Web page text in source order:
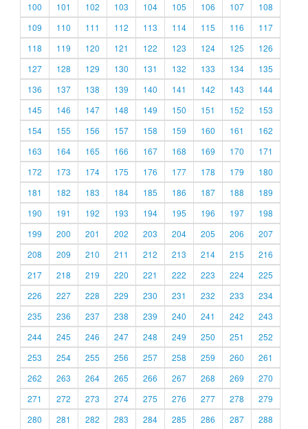
100
101 102 103 104 105 106 107
108
109
110 111 112 113 114 115 116
117
118
119 120 121 122 123 124 125
126
127
128 129 130 131 132 133 134
135
136
137 138 139 140 141 142 143
144
145
146 147 148 149 150 151 152
153
154
155 156 157 158 159 160 161
162
163
164 165 166 167 168 169 170
171
172
173 174 175 176 177 178 179
180
181
182 183 184 185 186 187 188
189
190
191 192 193 194 195 196 197
198
199
200 201 202 203 204 205 206
207
208
209 210 211 212 213 214 215
216
217
218 219 220 221 222 223 224
225
226
227 228 229 230 231 232 233
234
235
236 237 238 239 240 241 242
243
244
245 246 247 248 249 250 251
252
253
254 255 256 257 258 259 260
261
262
263 264 265 266 267 268 269
270
271
272 273 274 275 276 277 278
279
280
281 282 283 284 285 286 287 288